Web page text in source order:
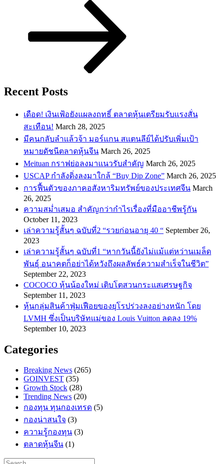
Recent Posts
เดือด! เงินเฟ้อยังแผลงฤทธิ์ ตลาดหุ้นเตรียมรับแรงสั่น
สะเทือน! March 28, 2025
​มีคนกลับลำแล้วจ้า มอร์แกน สแตนลีย์ได้ปรับเพิ่มเป้า
หมายดัชนีตลาดหุ้นจีน March 26, 2025
Meituan กราฟย่อลงมาแนวรับสำคัญ March 26, 2025
USCAP กำลังดิ่งลงมาใกล้ “Buy Dip Zone” March 26, 2025
การฟื้นตัวของภาคอสังหาริมทรัพย์ของประเทศจีน March
26, 2025
ความสม่ำเสมอ สำคัญกว่ากำไรเรื่องที่มืออาชีพรู้กัน
October 11, 2023
เล่าความรู้สั้นๆ ฉบับที่2 “รวยก่อนอายุ 40 “ September 26,
2023
เล่าความรู้สั้นๆ ฉบับที่1 “หากวันนี้ยังไม่แม้แต่หว่านเมล็ด
พันธ์ุ อนาคตก็อย่าได้หวังถึงผลลัพธ์ความสำเร็จในชีวิต”
September 22, 2023
COCOCO หุ้นน้องใหม่ เติบโตสวนกระแสเศรษฐกิจ
September 11, 2023
หุ้นกลุ่มสินค้าฟุ่มเฟือยของยุโรปร่วงลงอย่างหนัก โดย
LVMH ซึ่งเป็นบริษัทแม่ของ Louis Vuitton ลดลง 19%
September 10, 2023
Categories
Breaking News (265)
GOINVEST (35)
Growth Stock (28)
Trending News (20)
กองทุน ทุนกองเทรด (5)
กองน่าสนใจ (3)
ความรู้กองทุน (3)
ตลาดหุ้นจีน (1)
Search